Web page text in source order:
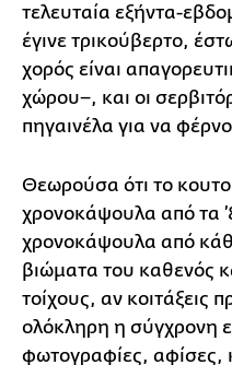
τελευταία εξήντα-
έγινε τρικούβερτο,
χορός είναι
χώρου−, και οι
πηγαινέλα για να
Θεωρούσα ότι το
χρονοκάψουλα από τα
χρονοκάψουλα από
βιώματα του καθενός
τοίχους, αν κοιτάξεις
ολόκληρη η σύγχρονη
φωτογραφίες, αφίσες,